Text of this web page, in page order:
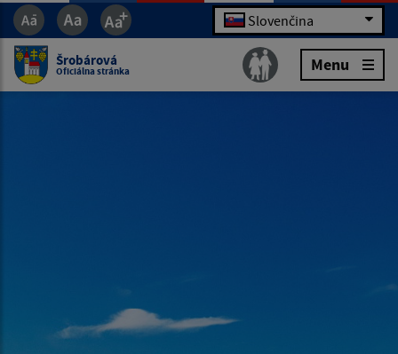
Slovenčina
Šrobárová
Oficiálna stránka Menu